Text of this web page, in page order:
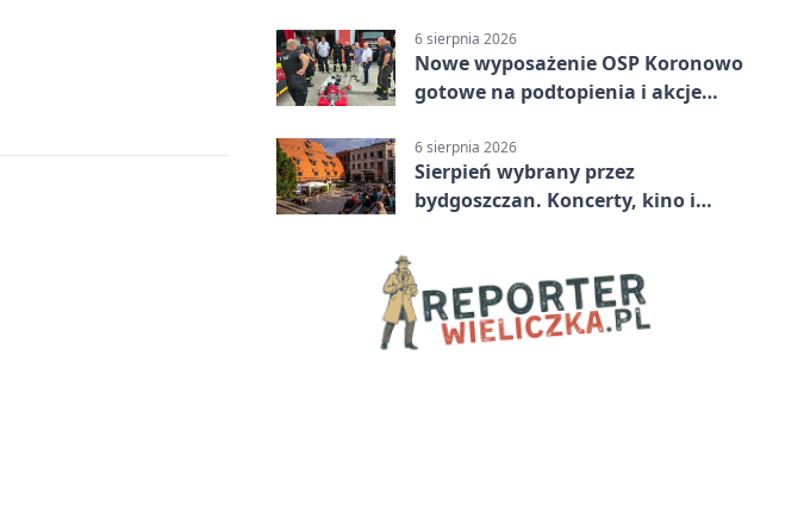
6 sierpnia 2026
Nowe wyposażenie OSP Koronowo
gotowe na podtopienia i akcje
6 sierpnia 2026
Sierpień wybrany przez
bydgoszczan. Koncerty, kino i